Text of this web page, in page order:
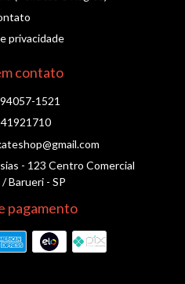
privacidade
contato
1521
- 123 Centro Comercial
Barueri - SP
pagamento